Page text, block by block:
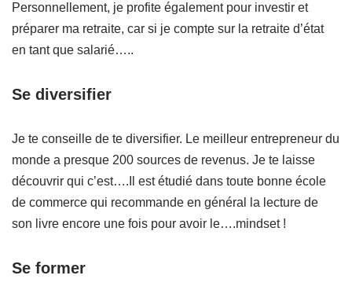
Personnellement, je profite également pour investir et
préparer ma retraite, car si je compte sur la retraite d’état
en tant que salarié…..
Se diversifier
Je te conseille de te diversifier. Le meilleur entrepreneur du
monde a presque 200 sources de revenus. Je te laisse
découvrir qui c’est….Il est étudié dans toute bonne école
de commerce qui recommande en général la lecture de
son livre encore une fois pour avoir le….mindset !
Se former